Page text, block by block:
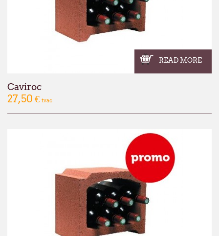
READ MORE
Caviroc
27,50 € tvac